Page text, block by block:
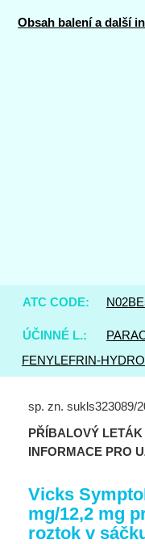
Obsah balení a další
ATC CODE:
ÚČINNÉ L.:
FENYLEFRIN-
sp. zn. sukls323089/
PŘÍBALOVÝ
INFORMACE PRO
Vicks
mg/12,2 mg
roztok v